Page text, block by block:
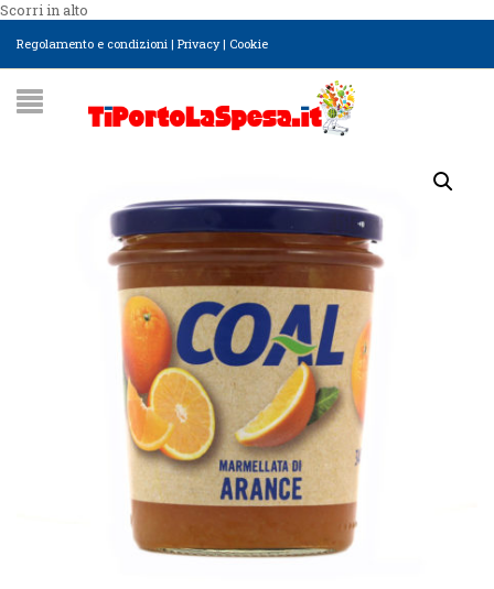
Scorri in alto
Regolamento e condizioni | Privacy| Cookie